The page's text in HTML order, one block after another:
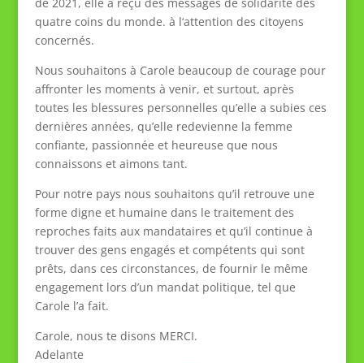
quatre coins du monde. à l‘attention des citoyens
concernés.
Nous souhaitons à Carole beaucoup de courage pour
affronter les moments à venir, et surtout, après
toutes les blessures personnelles qu’elle a subies ces
dernières années, qu’elle redevienne la femme
confiante, passionnée et heureuse que nous
connaissons et aimons tant.
Pour notre pays nous souhaitons qu’il retrouve une
forme digne et humaine dans le traitement des
reproches faits aux mandataires et qu’il continue à
trouver des gens engagés et compétents qui sont
prêts, dans ces circonstances, de fournir le même
engagement lors d’un mandat politique, tel que
Carole l’a fait.
Carole, nous te disons MERCI.
Adelante